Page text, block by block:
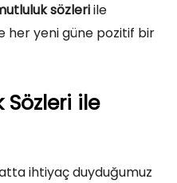
sözleriile
her yeni güne pozitif bir
Sözleri ile
ihtiyaç duyduğumuz